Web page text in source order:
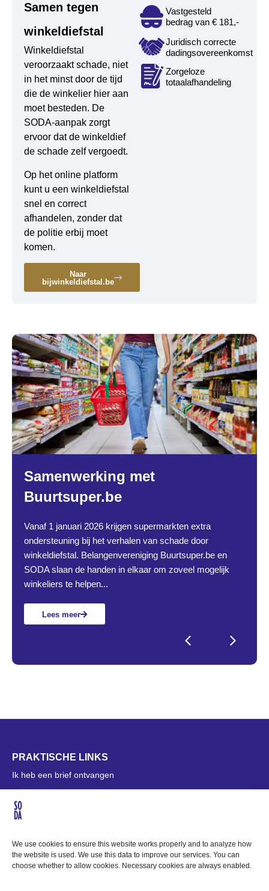
We use cookies to ensure this website works properly and to analyze how
the website is used. We use this data to improve our services. You can
choose whether to allow cookies. Necessary cookies are always enabled.
Samen tegen
winkeldiefstal
Winkeldiefstal
veroorzaakt schade, niet
in het minst door de tijd
die de winkelier hier aan
moet besteden. De
SODA-aanpak zorgt
ervoor dat de winkeldief
de schade zelf vergoedt.
Op het online platform
kunt u een winkeldiefstal
snel en correct
afhandelen, zonder dat
de politie erbij moet
komen.
Naar
bijwinkeldiefstal.be
Vastgesteld
bedrag van € 181,-
Juridisch correcte
dadingsovereenkomst
Zorgeloze
totaalafhandeling
Samenwerking met
Buurtsuper.be
Vanaf 1 januari 2026 krijgen supermarkten extra
ondersteuning bij het verhalen van schade door
winkeldiefstal. Belangenvereniging Buurtsuper.be en
SODA slaan de handen in elkaar om zoveel mogelijk
winkeliers te helpen...
Lees meer
PRAKTISCHE LINKS
Ik heb een brief ontvangen
Contact
OVER SODA
Missie & Visie